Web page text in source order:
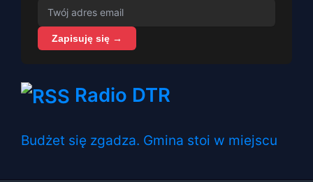
Zapisuję się →
Radio DTR
Budżet się zgadza. Gmina stoi w miejscu